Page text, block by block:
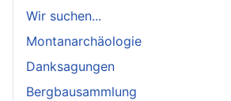
Wir suchen...
Montanarchäologie
Danksagungen
Bergbausammlung